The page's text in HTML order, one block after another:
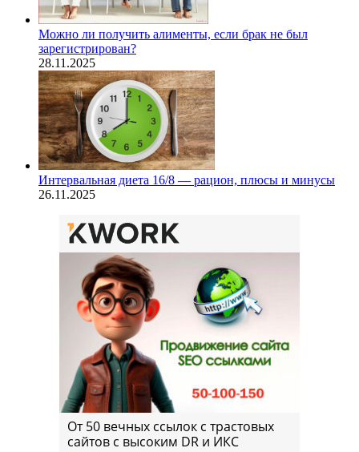
Можно ли получить алименты, если брак не был
зарегистрирован?
28.11.2025
Интервальная диета 16/8 — рацион, плюсы и минусы
26.11.2025